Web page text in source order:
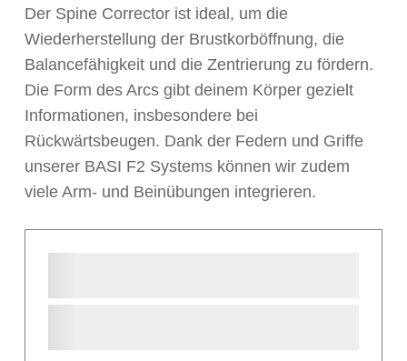
Der Spine Corrector ist ideal, um die
Wiederherstellung der Brustkorböffnung, die
Balancefähigkeit und die Zentrierung zu fördern.
Die Form des Arcs gibt deinem Körper gezielt
Informationen, insbesondere bei
Rückwärtsbeugen. Dank der Federn und Griffe
unserer BASI F2 Systems können wir zudem
viele Arm- und Beinübungen integrieren.